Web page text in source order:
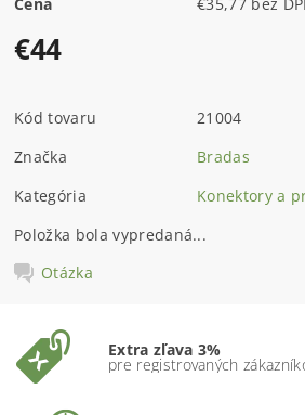
€44
Kód tovaru
21004
Značka
Bradas
Kategória
Konektory a
Položka bola vypredaná...
Otázka
Extra zľava 3%
pre registrovaných